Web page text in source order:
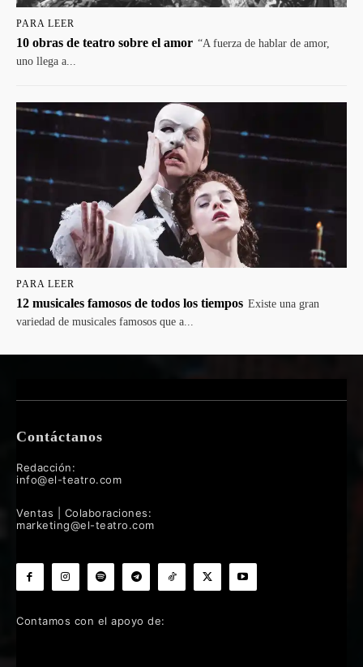
PARA LEER
10 obras de teatro sobre el amor “A fuerza de hablar de amor,
uno llega a...
PARA LEER
12 musicales famosos de todos los tiempos Existe una gran
variedad de musicales famosos que a...
Contáctanos
Redacción:
info@el-teatro.com
Ventas | Colaboraciones:
marketing@el-teatro.com
Contamos con el apoyo de: